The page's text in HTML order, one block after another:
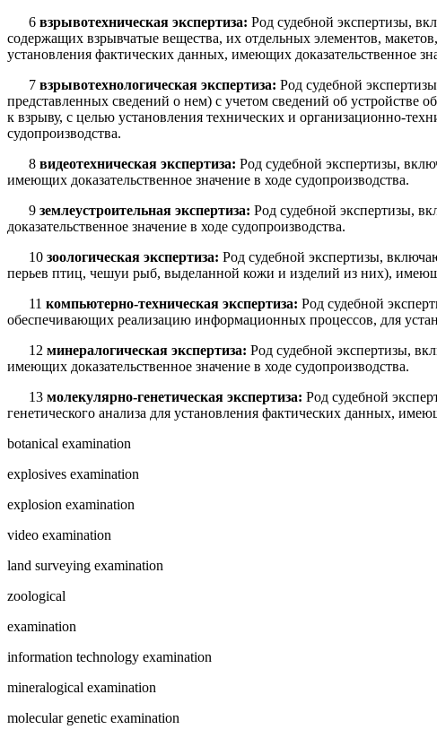
6 взрывотехническая экспертиза: Род судебной экспертизы,
содержащих взрывчатые вещества, их отдельных элементов,
установления фактических данных, имеющих доказательственное
7 взрывотехнологическая экспертиза: Род судебной
представленных сведений о нем) с учетом сведений об
к взрыву, с целью установления технических и организационно-
судопроизводства.
8 видеотехническая экспертиза: Род судебной экспертизы,
имеющих доказательственное значение в ходе судопроизводства.
9 землеустроительная экспертиза: Род судебной экспертизы,
доказательственное значение в ходе судопроизводства.
10 зоологическая экспертиза: Род судебной экспертизы,
перьев птиц, чешуи рыб, выделанной кожи и изделий из них),
11 компьютерно-техническая экспертиза: Род судебной
обеспечивающих реализацию информационных процессов, для
12 минералогическая экспертиза: Род судебной экспертизы,
имеющих доказательственное значение в ходе судопроиз­водства.
13 молекулярно-генетическая экспертиза: Род судебной
генетического анализа для установления факти­ческих данных,
botanical examination
explosives examination
explosion examination
video examination
land surveying examination
zoological
examination
information technology examination
mineralogical examination
molecular genetic examination